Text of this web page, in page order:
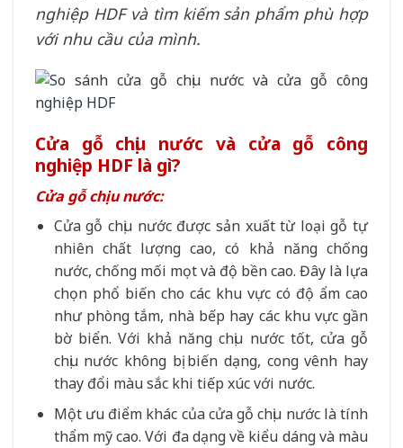
nghiệp HDF và tìm kiếm sản phẩm phù hợp
với nhu cầu của mình.
Cửa gỗ chịu nước và cửa gỗ công
nghiệp HDF là gì?
Cửa gỗ chịu nước:
Cửa gỗ chịu nước được sản xuất từ loại gỗ tự
nhiên chất lượng cao, có khả năng chống
nước, chống mối mọt và độ bền cao. Đây là lựa
chọn phổ biến cho các khu vực có độ ẩm cao
như phòng tắm, nhà bếp hay các khu vực gần
bờ biển. Với khả năng chịu nước tốt, cửa gỗ
chịu nước không bị biến dạng, cong vênh hay
thay đổi màu sắc khi tiếp xúc với nước.
Một ưu điểm khác của cửa gỗ chịu nước là tính
thẩm mỹ cao. Với đa dạng về kiểu dáng và màu